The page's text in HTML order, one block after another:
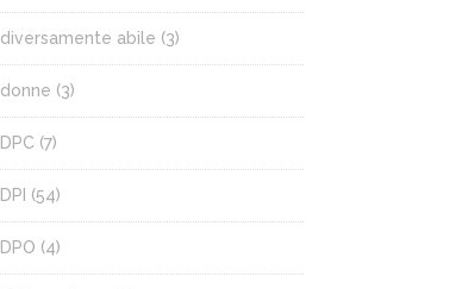
diversamente abile (3)
donne (3)
DPC (7)
DPI (54)
DPO (4)